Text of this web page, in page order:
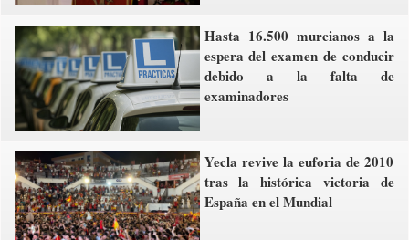
Hasta 16.500 murcianos a la
espera del examen de conducir
debido a la falta de
examinadores
Yecla revive la euforia de 2010
tras la histórica victoria de
España en el Mundial